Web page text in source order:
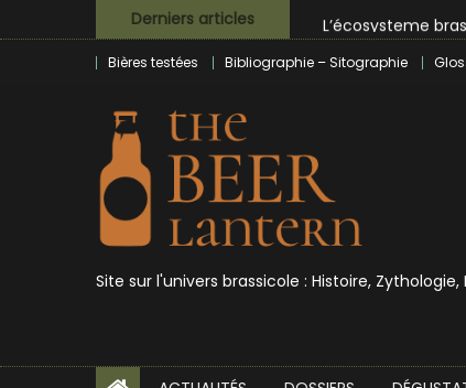
to
Derniers articles
L’écosysteme
Zoumaï : pionnier
L’intelligence
Bières testées Bibliographie – Sitographie
Site sur l'univers brassicole : Histoire,